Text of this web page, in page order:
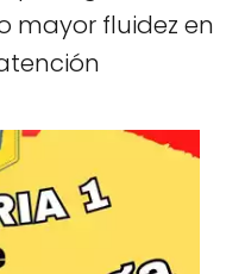
mayor fluidez en